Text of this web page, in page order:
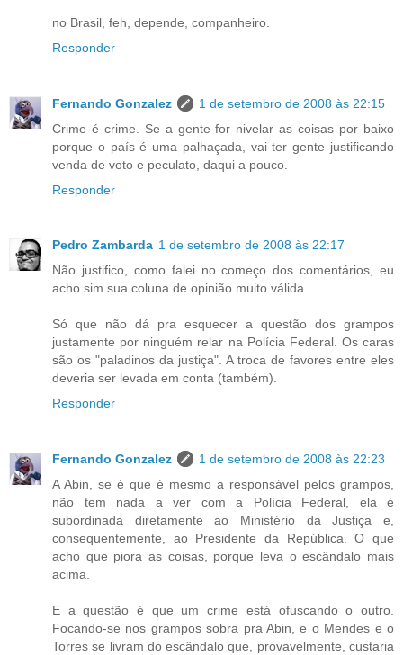
no Brasil, feh, depende, companheiro.
Responder
Fernando Gonzalez
1 de setembro de 2008 às 22:15
Crime é crime. Se a gente for nivelar as coisas por baixo
porque o país é uma palhaçada, vai ter gente justificando
venda de voto e peculato, daqui a pouco.
Responder
Pedro Zambarda 1 de setembro de 2008 às 22:17
Não justifico, como falei no começo dos comentários, eu
acho sim sua coluna de opinião muito válida.
Só que não dá pra esquecer a questão dos grampos
justamente por ninguém relar na Polícia Federal. Os caras
são os "paladinos da justiça". A troca de favores entre eles
deveria ser levada em conta (também).
Responder
Fernando Gonzalez
1 de setembro de 2008 às 22:23
A Abin, se é que é mesmo a responsável pelos grampos,
não tem nada a ver com a Polícia Federal, ela é
subordinada diretamente ao Ministério da Justiça e,
consequentemente, ao Presidente da República. O que
acho que piora as coisas, porque leva o escândalo mais
acima.
E a questão é que um crime está ofuscando o outro.
Focando-se nos grampos sobra pra Abin, e o Mendes e o
Torres se livram do escândalo que, provavelmente, custaria